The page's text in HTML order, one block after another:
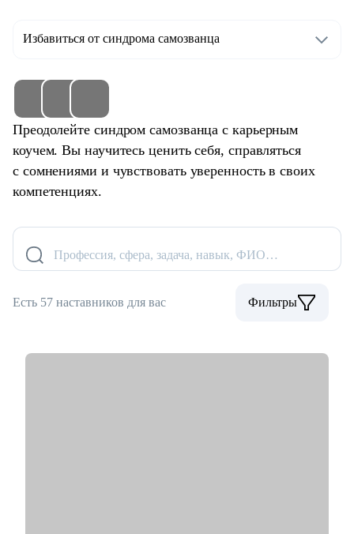
Избавиться от синдрома самозванца
Преодолейте синдром самозванца с карьерным
коучем. Вы научитесь ценить себя, справляться
с сомнениями и чувствовать уверенность в своих
компетенциях.
Профессия, сфера, задача, навык, ФИО…
Есть 57 наставников для вас Фильтры